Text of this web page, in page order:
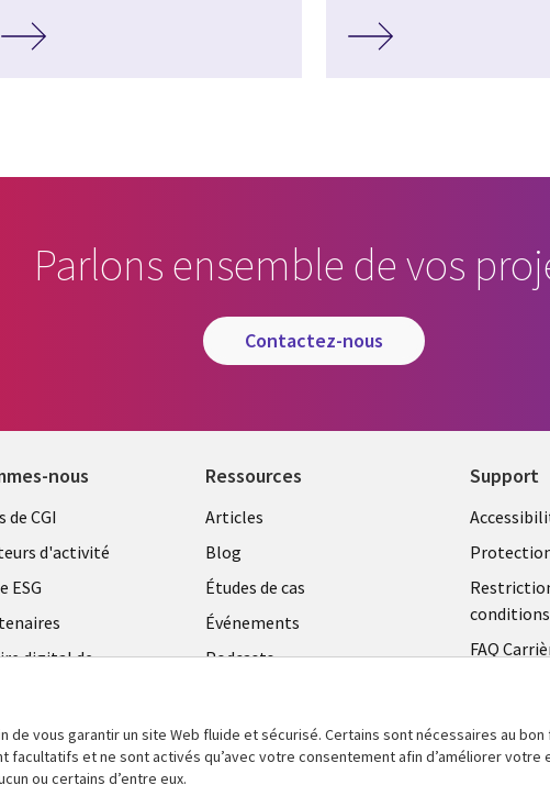
Parlons ensemble de vos
contactez-nous
nous
de CGI
d'activité
ESG
digital de
Ressources
Library
Links
FRANCE
Articles
Blog
Études de cas
Événements
Podcasts
Vidéos
En voir plus
Support
Legal
FAQ
vous garantir un site Web fluide et sécurisé. Certains sont nécessaires au
facultatifs et ne sont activés qu’avec votre consentement afin d’améliorer votre
ou certains d’entre eux.